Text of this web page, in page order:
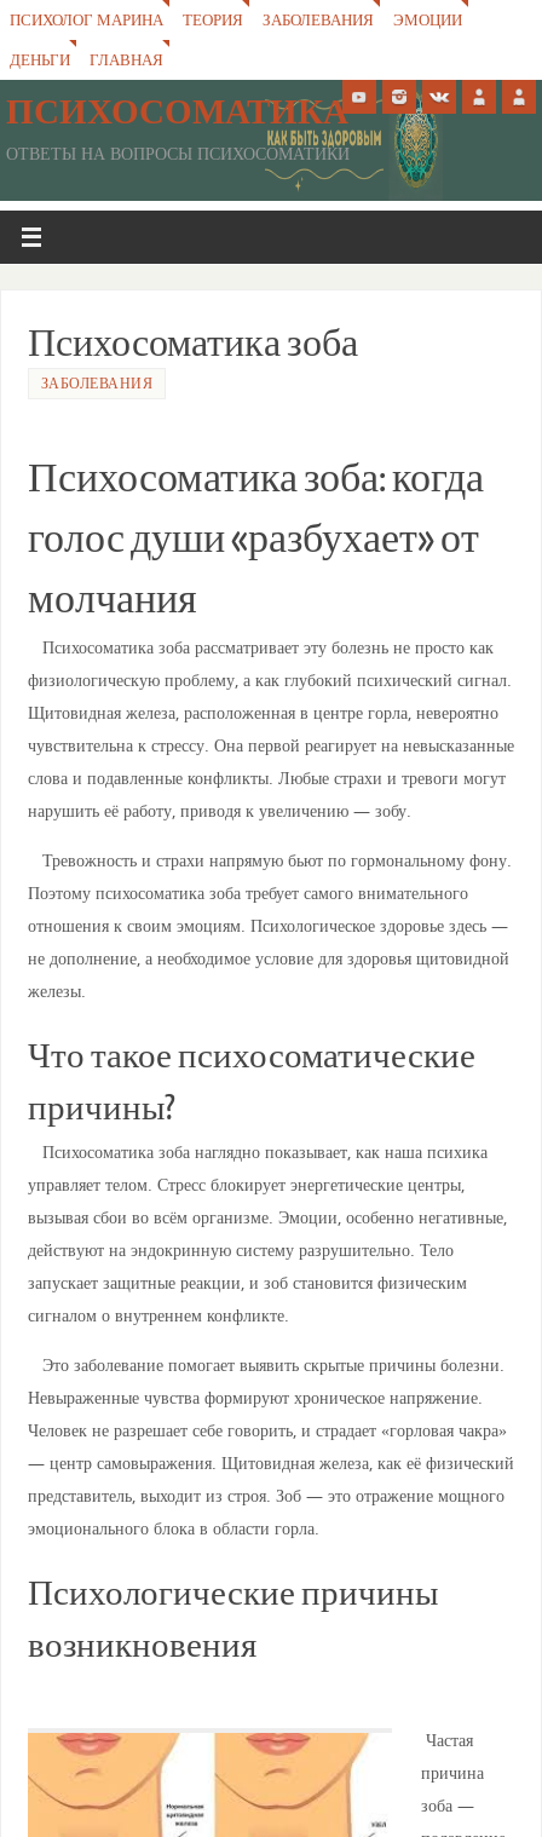
ПСИХОЛОГ МАРИНА ТЕОРИЯ ЗАБОЛЕВАНИЯ
ЭМОЦИИ
ДЕНЬГИ
ГЛАВНАЯ
ПСИХОСОМАТИКА
ОТВЕТЫ НА ВОПРОСЫ ПСИХОСОМАТИКИ
Психосоматика зоба
ЗАБОЛЕВАНИЯ
Психосоматика зоба: когда
голос души «разбухает» от
молчания
Психосоматика зоба рассматривает эту болезнь не просто как
физиологическую проблему, а как глубокий психический сигнал.
Щитовидная железа, расположенная в центре горла, невероятно
чувствительна к стрессу. Она первой реагирует на невысказанные
слова и подавленные конфликты. Любые страхи и тревоги могут
нарушить её работу, приводя к увеличению — зобу.
Тревожность и страхи напрямую бьют по гормональному фону.
Поэтому психосоматика зоба требует самого внимательного
отношения к своим эмоциям. Психологическое здоровье здесь —
не дополнение, а необходимое условие для здоровья щитовидной
железы.
Что такое психосоматические
причины?
Психосоматика зоба наглядно показывает, как наша психика
управляет телом. Стресс блокирует энергетические центры,
вызывая сбои во всём организме. Эмоции, особенно негативные,
действуют на эндокринную систему разрушительно. Тело
запускает защитные реакции, и зоб становится физическим
сигналом о внутреннем конфликте.
Это заболевание помогает выявить скрытые причины болезни.
Невыраженные чувства формируют хроническое напряжение.
Человек не разрешает себе говорить, и страдает «горловая чакра»
— центр самовыражения. Щитовидная железа, как её физический
представитель, выходит из строя. Зоб — это отражение мощного
эмоционального блока в области горла.
Психологические причины
возникновения
Частая
причина
зоба —